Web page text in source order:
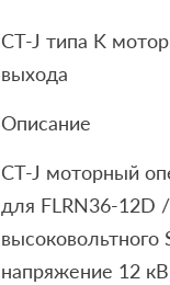
CT-J типа K
выхода
Описание
CT-J моторный
для FLRN36-12D
высоковольтного
напряжение 12